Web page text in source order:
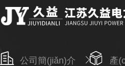
公司簡(jiǎn)介 產